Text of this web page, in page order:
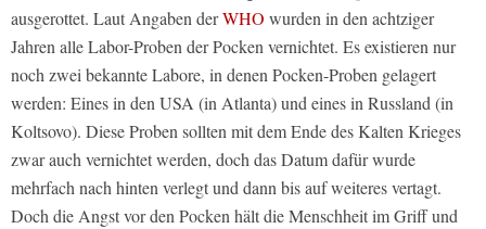
ausgerottet. Laut Angaben derWHO wurden in den achtziger
Jahren alle Labor-Proben der Pocken vernichtet. Es existieren nur
noch zwei bekannte Labore, in denen Pocken-Proben gelagert
werden: Eines in den USA (in Atlanta) und eines in Russland (in
Koltsovo). Diese Proben sollten mit dem Ende des Kalten Krieges
zwar auch vernichtet werden, doch das Datum dafür wurde
mehrfach nach hinten verlegt und dann bis auf weiteres vertagt.
Doch die Angst vor den Pocken hält die Menschheit im Griff und